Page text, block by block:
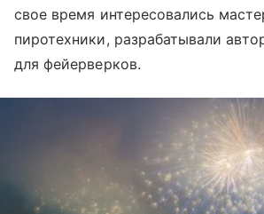
свое время интересовались
пиротехники, разрабатывали
для фейерверков.